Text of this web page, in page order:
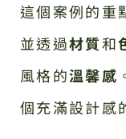
這個案例的重
並透過材質和
風格的溫馨感
個充滿設計感